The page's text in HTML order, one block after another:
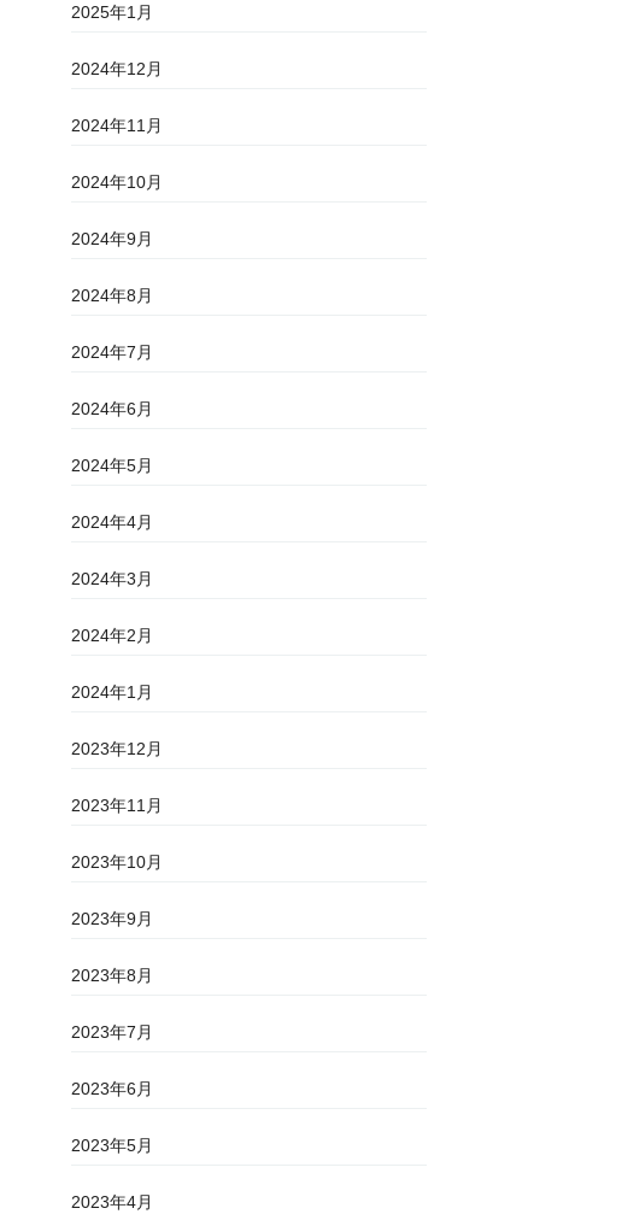
2025年1月
2024年12月
2024年11月
2024年10月
2024年9月
2024年8月
2024年7月
2024年6月
2024年5月
2024年4月
2024年3月
2024年2月
2024年1月
2023年12月
2023年11月
2023年10月
2023年9月
2023年8月
2023年7月
2023年6月
2023年5月
2023年4月